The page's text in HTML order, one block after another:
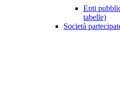
Enti
tabelle)
Società